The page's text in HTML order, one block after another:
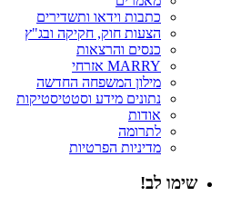
כתבות וידאו ותשדירים
הצעות חוק, חקיקה ובג"ץ
כנסים והרצאות
MARRY אזרחי
מילון המשפחה החדשה
נתונים מידע וסטטיסטיקות
אודות
לתרומה
מדיניות הפרטיות
שימו לב!